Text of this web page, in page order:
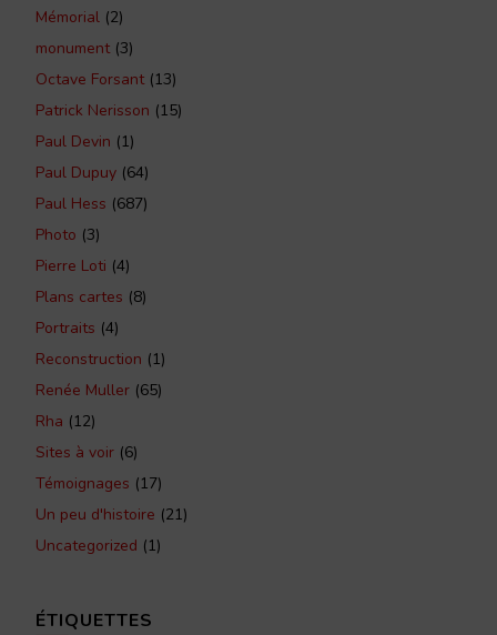
Mémorial (2)
monument(3)
Octave Forsant(13)
Patrick Nerisson (15)
Paul Devin (1)
Paul Dupuy (64)
Paul Hess (687)
Photo (3)
Pierre Loti (4)
Plans cartes (8)
Portraits (4)
Reconstruction (1)
Renée Muller (65)
Rha (12)
Sites à voir (6)
Témoignages (17)
Un peu d'histoire (21)
Uncategorized (1)
ÉTIQUETTES